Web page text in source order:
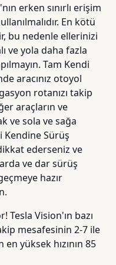
erken sınırlı erişim
En kötü
bu nedenle ellerinizi
ve yola daha fazla
Tam Kendi
aracınız otoyol
rotanızı takip
araçların ve
ve sola ve sağa
Kendine Sürüş
ederseniz ve
ve dar sürüş
hazır
Tesla Vision'ın bazı
mesafesinin 2-7 ile
yüksek hızının 85